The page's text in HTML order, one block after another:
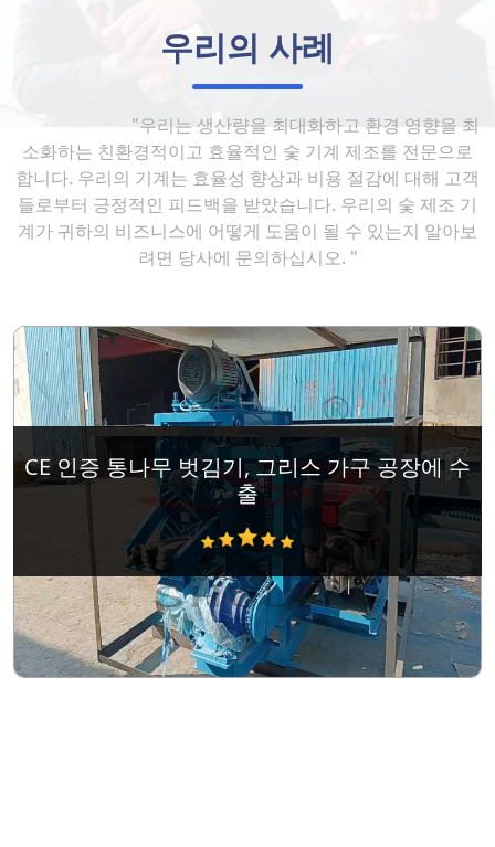
우리의 사례
"우리는 생산량을 최대화하고 환경 영향을 최
소화하는 친환경적이고 효율적인 숯 기계 제조를 전문으로
합니다. 우리의 기계는 효율성 향상과 비용 절감에 대해 고객
들로부터 긍정적인 피드백을 받았습니다. 우리의 숯 제조 기
계가 귀하의 비즈니스에 어떻게 도움이 될 수 있는지 알아보
려면 당사에 문의하십시오. "
CE 인증 통나무 벗김기, 그리스 가구 공장에 수
출